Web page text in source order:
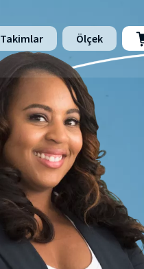
Takimlar Ölçek